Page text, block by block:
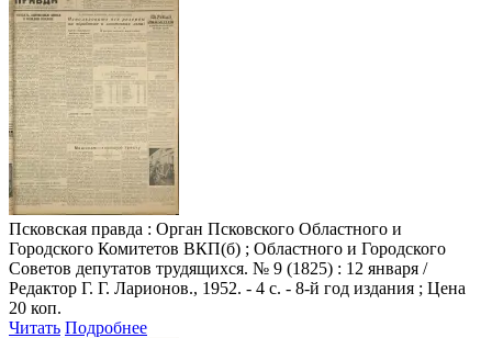
Псковская правда : Орган Псковского Областного и
Городского Комитетов ВКП(б) ; Областного и Городского
Советов депутатов трудящихся. № 9 (1825) : 12 января /
Редактор Г. Г. Ларионов., 1952. - 4 с. - 8-й год издания ; Цена
20 коп.
Читать Подробнее